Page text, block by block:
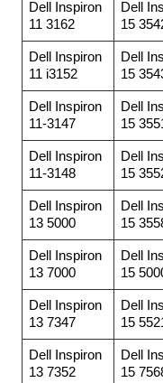
Dell Inspiron
11 3162
Dell
15
Dell Inspiron
11 i3152
Dell
15
Dell Inspiron
11-3147
Dell
15
Dell Inspiron
11-3148
Dell
15
Dell Inspiron
13 5000
Dell
15
Dell Inspiron
13 7000
Dell
15
Dell Inspiron
13 7347
Dell
15
Dell Inspiron
13 7352
Dell
15